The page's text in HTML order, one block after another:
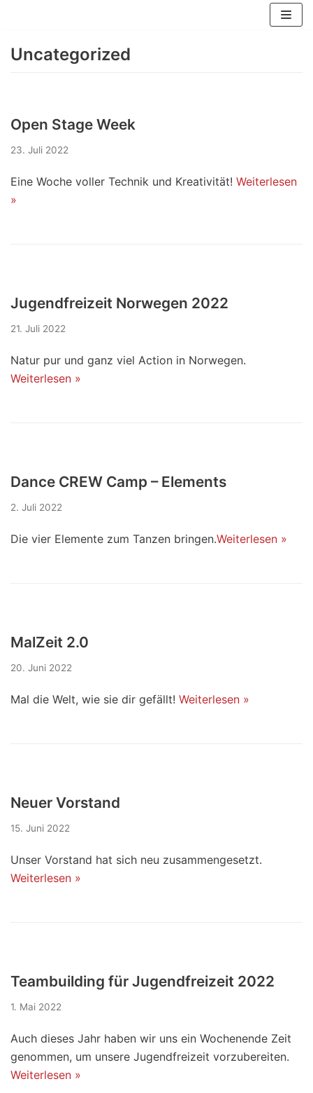
springen
Uncategorized
Open Stage Week
23. Juli 2022
Eine Woche voller Technik und Kreativität! Weiterlesen
»
Jugendfreizeit Norwegen 2022
21. Juli 2022
Natur pur und ganz viel Action in Norwegen.
Weiterlesen »
Dance CREW Camp – Elements
2. Juli 2022
Die vier Elemente zum Tanzen bringen.Weiterlesen »
MalZeit 2.0
20. Juni 2022
Mal die Welt, wie sie dir gefällt! Weiterlesen »
Neuer Vorstand
15. Juni 2022
Unser Vorstand hat sich neu zusammengesetzt.
Weiterlesen »
Teambuilding für Jugendfreizeit 2022
1. Mai 2022
Auch dieses Jahr haben wir uns ein Wochenende Zeit
genommen, um unsere Jugendfreizeit vorzubereiten.
Weiterlesen »